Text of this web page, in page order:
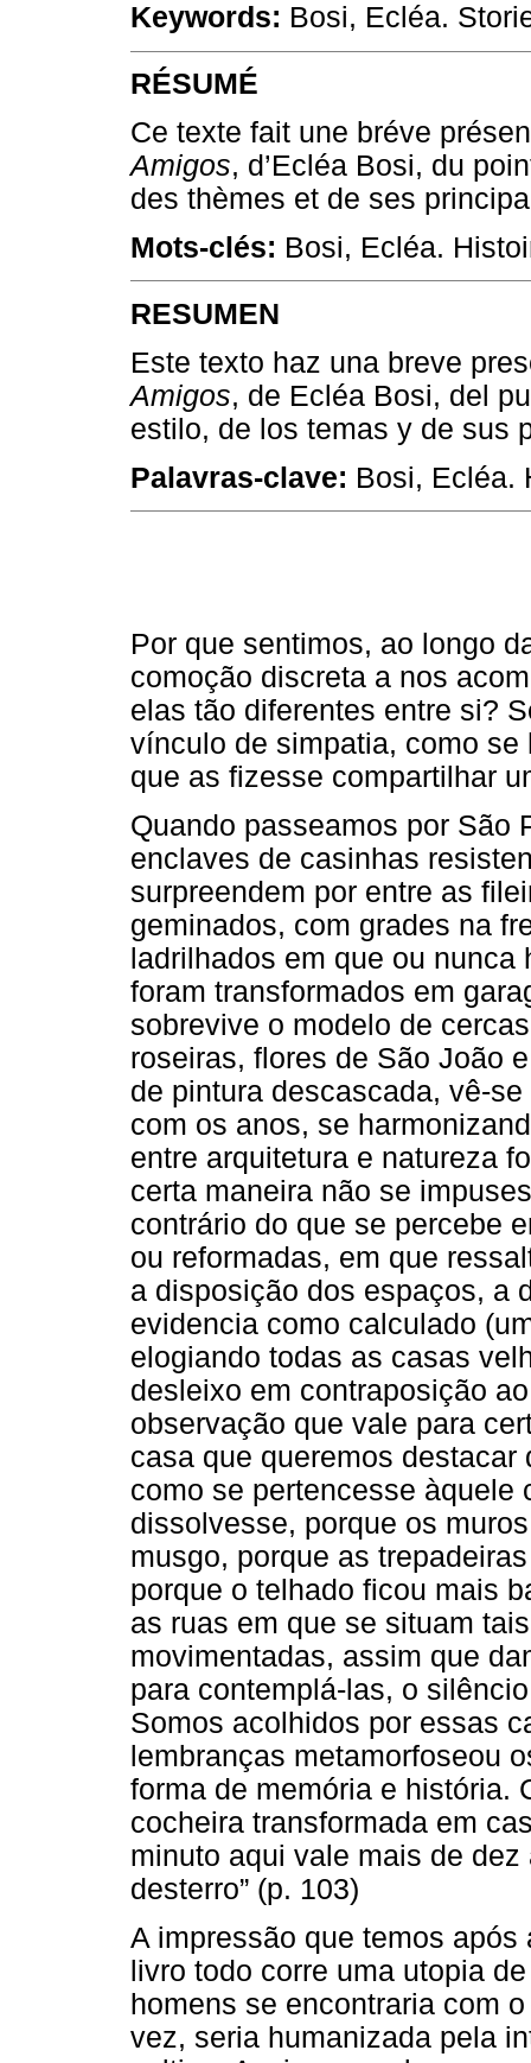
Keywords: Bosi, Ecléa.
RÉSUMÉ
Ce texte fait une bréve
Amigos, d’Ecléa Bosi, du
des thèmes et de ses
Mots-clés: Bosi, Ecléa.
RESUMEN
Este texto haz una breve
Amigos, de Ecléa Bosi, del
estilo, de los temas y de sus
Palavras-clave: Bosi, Ecléa.
Por que sentimos, ao longo
comoção discreta a nos
elas tão diferentes entre si?
vínculo de simpatia, como
que as fizesse compartilhar
Quando passeamos por São
enclaves de casinhas
surpreendem por entre as
geminados, com grades na
ladrilhados em que ou
foram transformados em
sobrevive o modelo de
roseiras, flores de São João
de pintura descascada, vê-
com os anos, se
entre arquitetura e natureza
certa maneira não se
contrário do que se percebe
ou reformadas, em que
a disposição dos espaços, a
evidencia como calculado
elogiando todas as casas
desleixo em contraposição
observação que vale para
casa que queremos
como se pertencesse àquele
dissolvesse, porque os
musgo, porque as
porque o telhado ficou mais
as ruas em que se situam
movimentadas, assim que
para contemplá-las, o
Somos acolhidos por essas
lembranças metamorfoseou
forma de memória e história.
cocheira transformada em
minuto aqui vale mais de
desterro” (p. 103)
A impressão que temos
livro todo corre uma utopia
homens se encontraria com
vez, seria humanizada pela